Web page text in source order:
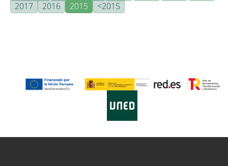
2017
2016 2015 <2015